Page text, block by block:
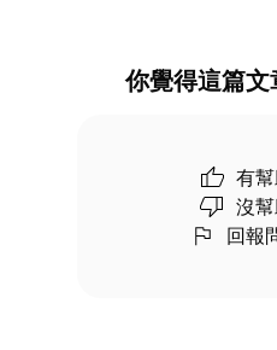
你覺得這篇文
有
沒
回報